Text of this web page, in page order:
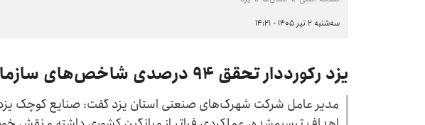
سه‌شنبه ۲ تیر ۱۴۰۵ - ۱۴:۲۱
یزد رکورددار تحقق ۹۴ درصدی شاخص‌های سازمان صنایع کوچک